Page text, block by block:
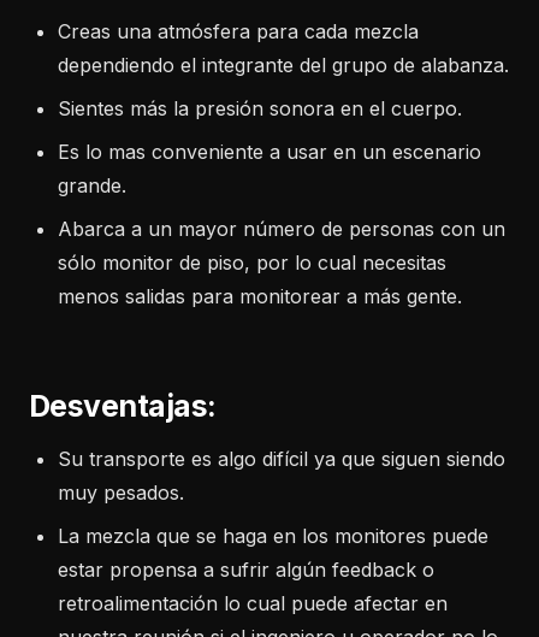
Creas una atmósfera para cada mezcla
dependiendo el integrante del grupo de alabanza.
Sientes más la presión sonora en el cuerpo.
Es lo mas conveniente a usar en un escenario
grande.
Abarca a un mayor número de personas con un
sólo monitor de piso, por lo cual necesitas
menos salidas para monitorear a más gente.
Desventajas:
Su transporte es algo difícil ya que siguen siendo
muy pesados.
La mezcla que se haga en los monitores puede
estar propensa a sufrir algún feedback o
retroalimentación lo cual puede afectar en